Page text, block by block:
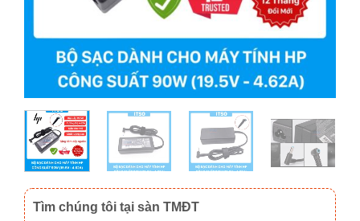
Tìm chúng tôi tại sàn TMĐT